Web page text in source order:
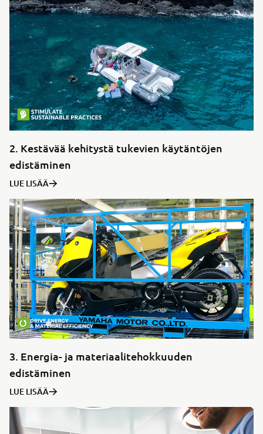
2. Kestävää kehitystä tukevien käytäntöjen
edistäminen
LUE LISÄÄ
3. Energia- ja materiaalitehokkuuden
edistäminen
LUE LISÄÄ